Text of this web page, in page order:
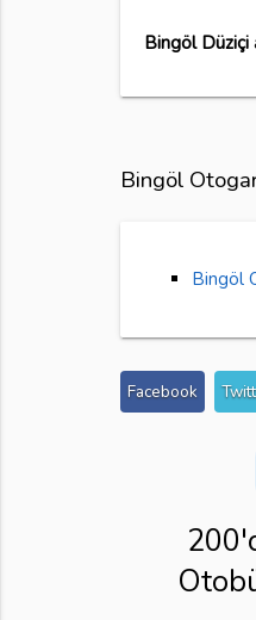
Bingöl Düziçi
Bingöl
Bingöl
Facebook